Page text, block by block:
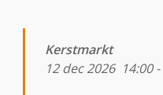
Kerstmarkt
12 dec 2026 14:00-